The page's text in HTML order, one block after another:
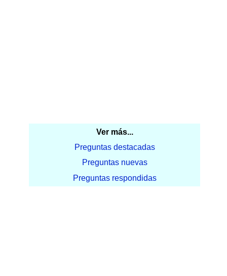
Ver más...
Preguntas destacadas
Preguntas nuevas
Preguntas respondidas